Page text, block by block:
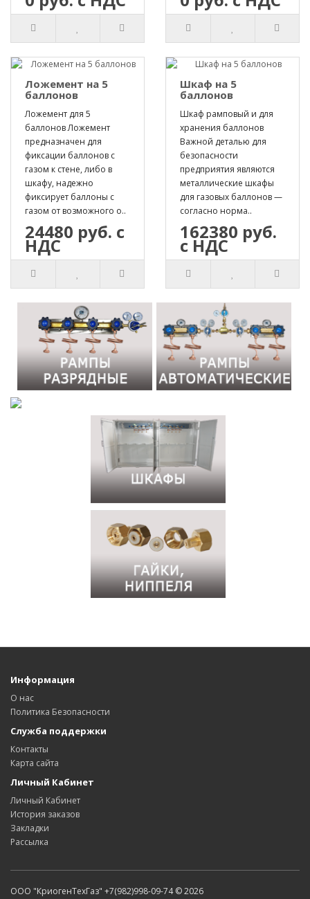
Ложемент на 5
баллонов
Ложемент для 5
баллонов Ложемент
предназначен для
фиксации баллонов с
газом к стене, либо в
шкафу, надежно
фиксирует баллоны с
газом от возможного о..
24480 руб. с
НДС
Шкаф на 5
баллонов
Шкаф рамповый и для
хранения баллонов
Важной деталью для
безопасности
предприятия являются
металлические шкафы
для газовых баллонов —
согласно норма..
162380 руб.
с НДС
Информация
О нас
Политика Безопасности
Служба поддержки
Контакты
Карта сайта
Личный Кабинет
Личный Кабинет
История заказов
Закладки
Рассылка
ООО "КриогенТехГаз" +7(982)998-09-74 © 2026